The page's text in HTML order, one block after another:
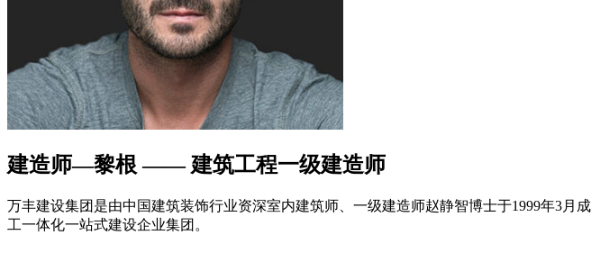
建造师—黎根 —— 建筑工程一级建造师
万丰建设集团是由中国建筑装饰行业资深室内建筑师、一级建造师赵静智博士于1999年3
工一体化一站式建设企业集团。